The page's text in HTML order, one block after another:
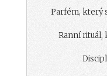
Parfém, který
Ranní rituál,